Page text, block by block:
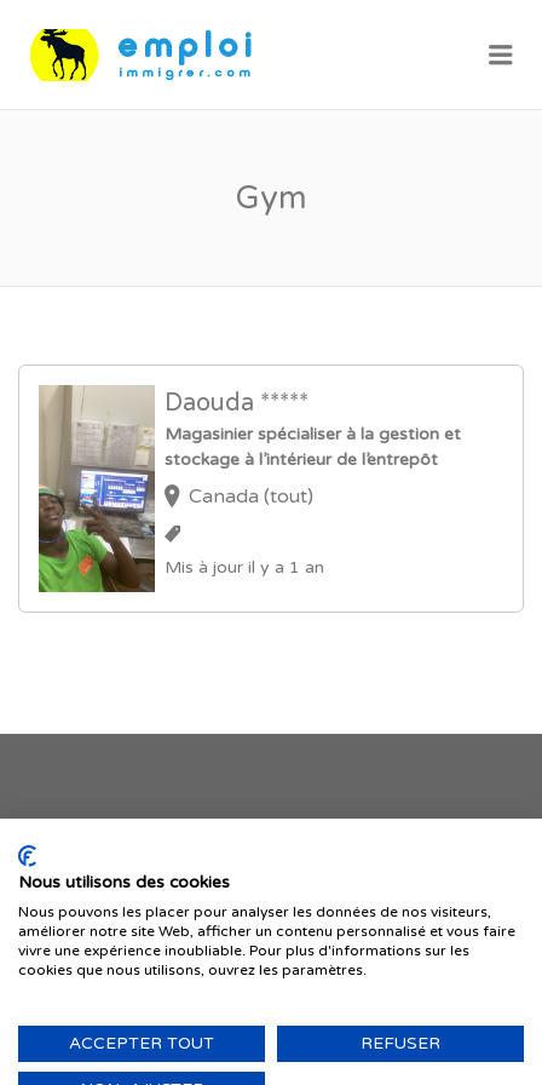
Gym
Daouda *****
Magasinier spécialiser à la gestion et
stockage à l’intérieur de l’entrepôt
Canada (tout)
Mis à jour il y a 1 an
Je publie mon offre
© 1999-2026 IMMIGRER.COM INC. — TOUS DROITS RÉSERVÉS
Nous utilisons des cookies
Nous pouvons les placer pour analyser les données de nos visiteurs,
améliorer notre site Web, afficher un contenu personnalisé et vous faire
vivre une expérience inoubliable. Pour plus d'informations sur les
cookies que nous utilisons, ouvrez les paramètres.
ACCEPTER TOUT REFUSER